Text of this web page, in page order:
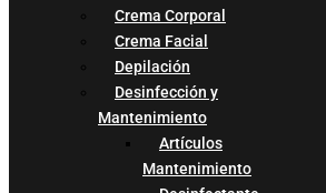
Crema Corporal
Crema Facial
Depilación
Desinfección y
Mantenimiento
Artículos
Mantenimiento